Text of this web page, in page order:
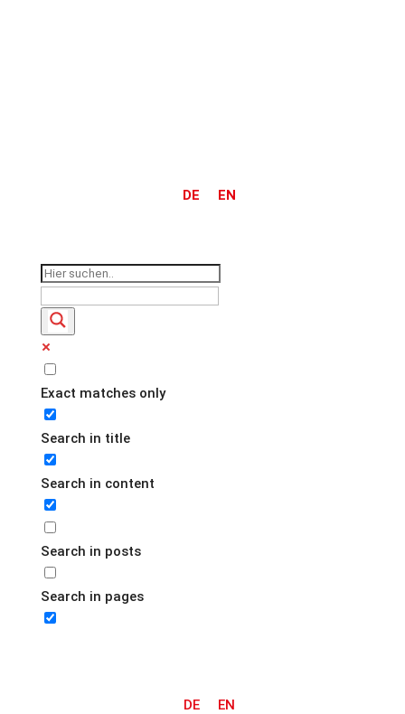
DE EN
Exact matches only
Search in title
Search in content
Search in posts
Search in pages
DE EN